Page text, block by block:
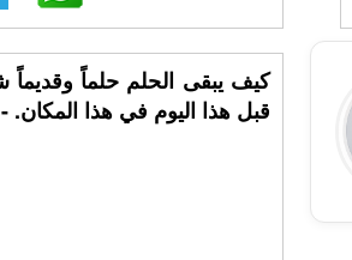
كيف يبقى الحلم حلماً وقديماً
قبل هذا اليوم في هذا